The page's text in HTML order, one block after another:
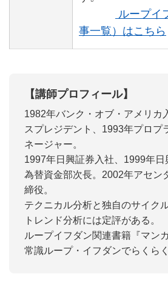
ループイ
事一覧）はこちら
【講師プロフィール】
1982年バンク・オブ・アメリカ
スプレジデント、1993年プロプ
ネージャー。
1997年日興証券入社、1999年
為替資金部次長。2002年アセン
締役。
テクニカル分析と独自のサイク
トレンド分析には定評がある。
ループイフダン関連書籍『マン
常識ループ・イフダンでらくら